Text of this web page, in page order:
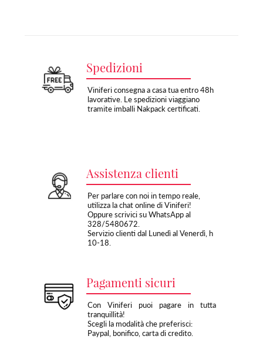
Spedizioni
Viniferi consegna a casa tua entro 48h
lavorative. Le spedizioni viaggiano
tramite imballi Nakpack certificati.
Assistenza clienti
Per parlare con noi in tempo reale,
utilizza la chat online di Viniferi!
Oppure scrivici su WhatsApp al
328/5480672.
Servizio clienti dal Lunedì al Venerdì, h
10-18.
Pagamenti sicuri
Con Viniferi puoi pagare in tutta
tranquillità!
Scegli la modalità che preferisci:
Paypal, bonifico, carta di credito.